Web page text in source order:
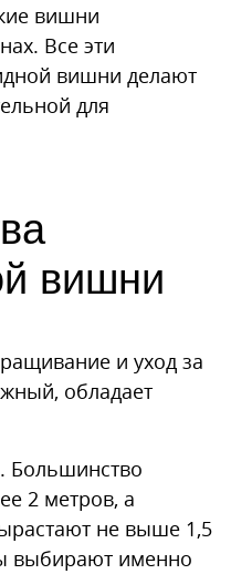
вишни
Все эти
вишни делают
для
вишни
и уход за
обладает
Большинство
2 метров, а
не выше 1,5
выбирают именно